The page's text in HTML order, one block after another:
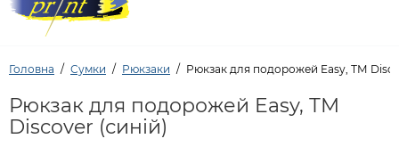
Головна Сумки Рюкзаки Рюкзак для подорожей Easy, ТМ
Рюкзак для подорожей Easy, ТМ
Discover (синій)